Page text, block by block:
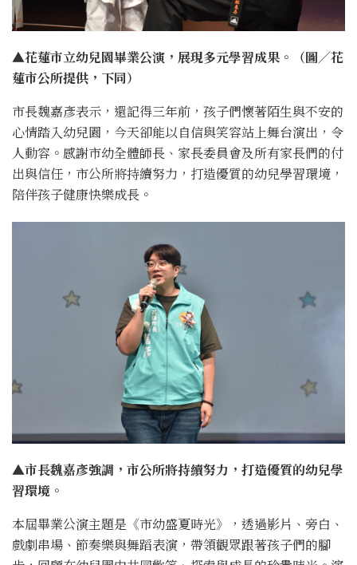
▲花蓮市立幼兒園畢業公演，展現多元學習成果。（圖／花
蓮市公所提供，下同）
市長魏嘉彥表示，還記得三年前，孩子們懷著陌生與不安的
心情踏入幼兒園，今天卻能以自信與笑容站上舞台演出，令
人動容。感謝市幼全體師長、家長委員會及所有家長們的付
出與信任，市公所將持續努力，打造優質的幼兒學習環境，
陪伴孩子健康快樂成長。
▲市長魏嘉彥強調，市公所將持續努力，打造優質的幼兒學
習環境。
本屆畢業公演主題是《市幼盛夏時光》，透過影片、旁白、
戲劇串場、節奏樂與舞蹈表演，帶領觀眾跟著孩子們的腳